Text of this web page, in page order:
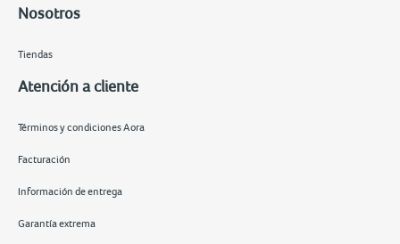
Nosotros
Tiendas
Atención a cliente
Términos y condiciones Aora
Facturación
Información de entrega
Garantía extrema